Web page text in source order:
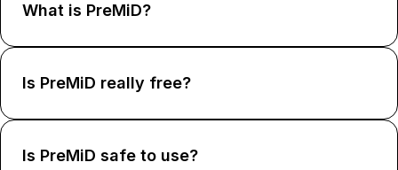
What is PreMiD?
Is PreMiD really free?
Is PreMiD safe to use?